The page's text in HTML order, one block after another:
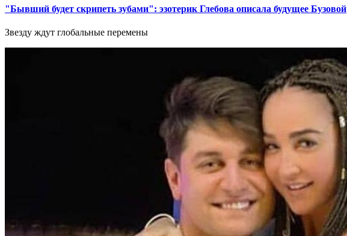
"Бывший будет скрипеть зубами": эзотерик Глебова описала будущее Бузовой
Звезду ждут глобальные перемены